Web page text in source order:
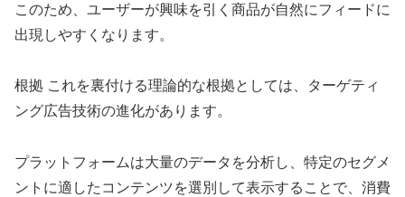
このため、ユーザーが興味を引く商品が自然にフィードに
出現しやすくなります。
根拠 これを裏付ける理論的な根拠としては、ターゲティ
ング広告技術の進化があります。
プラットフォームは大量のデータを分析し、特定のセグメ
ントに適したコンテンツを選別して表示することで、消費